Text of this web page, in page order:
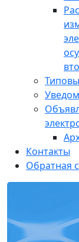
Контакты
Обратная